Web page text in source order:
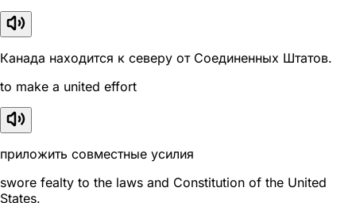
Канада находится к северу от Соединенных Штатов.
to make a united effort
приложить совместные усилия
swore fealty to the laws and Constitution of the United
States.